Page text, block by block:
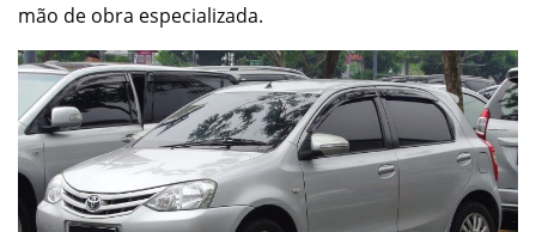
mão de obra especializada.